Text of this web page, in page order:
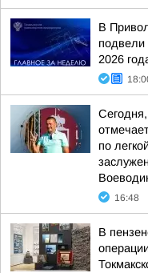
В
подвели
2026
по
16:48
В